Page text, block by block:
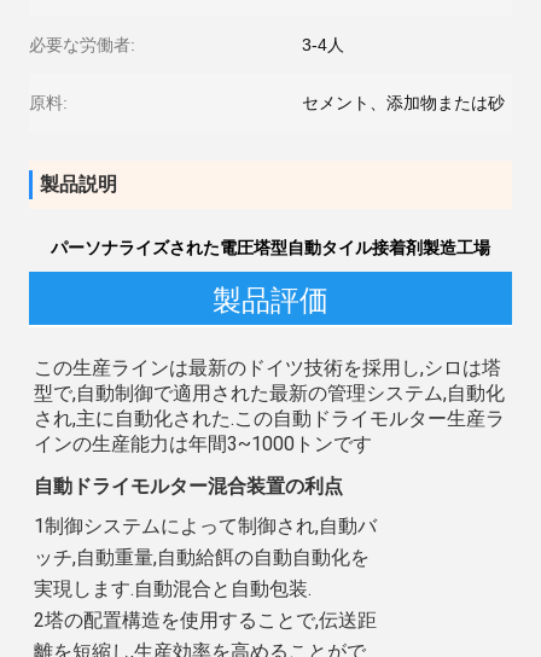
必要な労働者: 3-4人
原料: セメント、添加物または砂
製品説明
パーソナライズされた電圧塔型自動タイル接着剤製造工場
製品評価
この生産ラインは最新のドイツ技術を採用し,シロは塔
型で,自動制御で適用された最新の管理システム,自動化
され,主に自動化された.この自動ドライモルター生産ラ
インの生産能力は年間3~1000トンです
自動ドライモルター混合装置の利点
1制御システムによって制御され,自動バ
ッチ,自動重量,自動給餌の自動自動化を
実現します.自動混合と自動包装.
2塔の配置構造を使用することで,伝送距
離を短縮し,生産効率を高めることがで